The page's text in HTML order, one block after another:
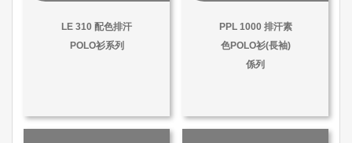
LE 310 配色排汗
POLO衫系列
PPL 1000 排汗素
色POLO衫(長袖)
係列